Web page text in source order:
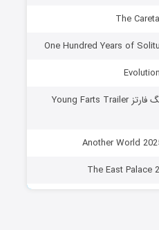
دانلود مستند قطعات تریلر یانگ فارتز Young Farts Trailer